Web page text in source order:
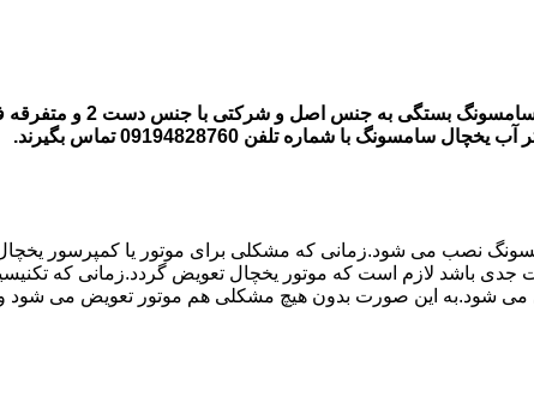
قیمت فیلتر های آب یخچال
با شماره تلفن 09194828760 تماس بگیرند.
نصب می شود.زمانی که مشکلی برای موتور یا کمپرسور
باشد لازم است که موتور یخچال تعویض گردد.زمانی که
می شود.به این صورت بدون هیچ مشکلی هم موتور تعویض می